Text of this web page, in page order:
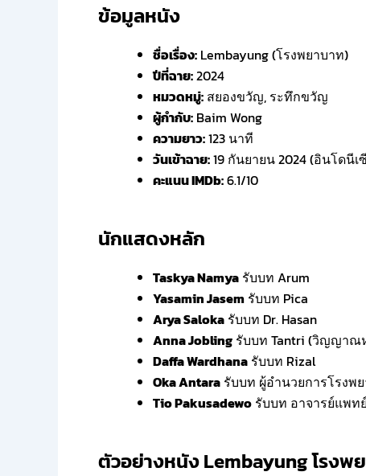
ข้อมูลหนัง
ชื่อเรื่อง: Lembayung (โรงพยาบาท)
ปีที่ฉาย:2024
หมวดหมู่: สยองขวัญ, ระทึกขวัญ
ผู้กำกับ: Baim Wong
ความยาว:123 นาที
วันเข้าฉาย:19 กันยายน 2024 (อินโดนี
คะแนน IMDb:6.1/10
นักแสดงหลัก
Taskya Namya รับบท Arum
Yasamin Jasem รับบท Pica
Arya Saloka รับบท Dr. Hasan
Anna Jobling รับบท Tantri (วิญญาณ
Daffa Wardhana รับบท Rizal
Oka Antara รับบท ผู้อำนวยการโรงพ
Tio Pakusadewo รับบท อาจารย์แพท
ตัวอย่างหนัง Lembayung โรงพ